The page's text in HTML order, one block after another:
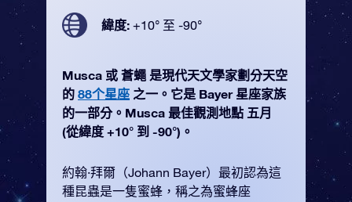
緯度: +10° 至 -90°
Musca 或 蒼蠅 是現代天文學家劃分天空
的 88个星座 之一。它是 Bayer 星座家族
的一部分。Musca 最佳觀測地點 五月
(從緯度 +10° 到 -90°)。
約翰·拜爾（Johann Bayer）最初認為這
種昆蟲是一隻蜜蜂，稱之為蜜蜂座